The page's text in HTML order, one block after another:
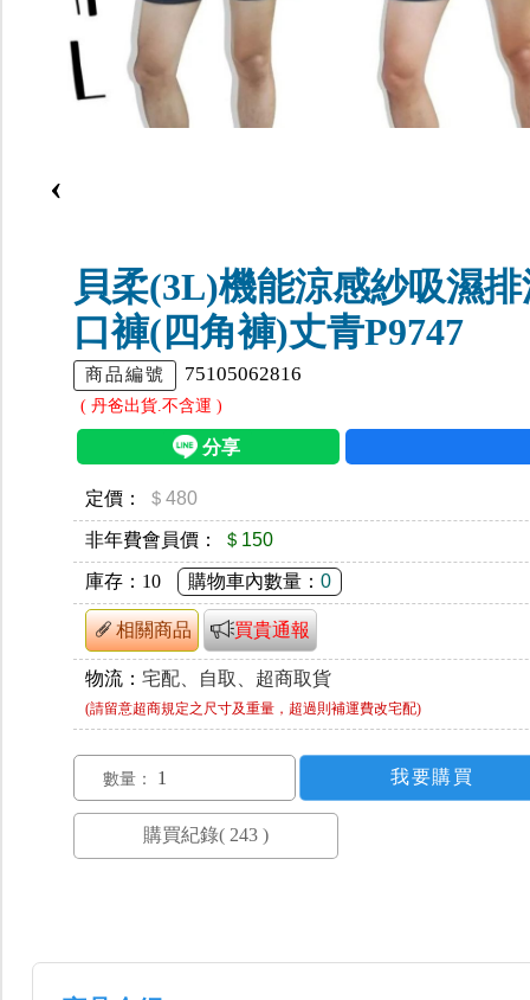
‹
貝柔(3L)機能涼感紗吸濕
口褲(四角褲)丈青P9747
商品編號 75105062816
( 丹爸出貨.不含運 )
定價： ＄480
非年費會員價： ＄150
庫存： 10 購物車內數量：0
相關商品 買貴通報
物流：宅配、自取、超商取貨
(請留意超商規定之尺寸及重量，超過則補運費改宅配)
數量：